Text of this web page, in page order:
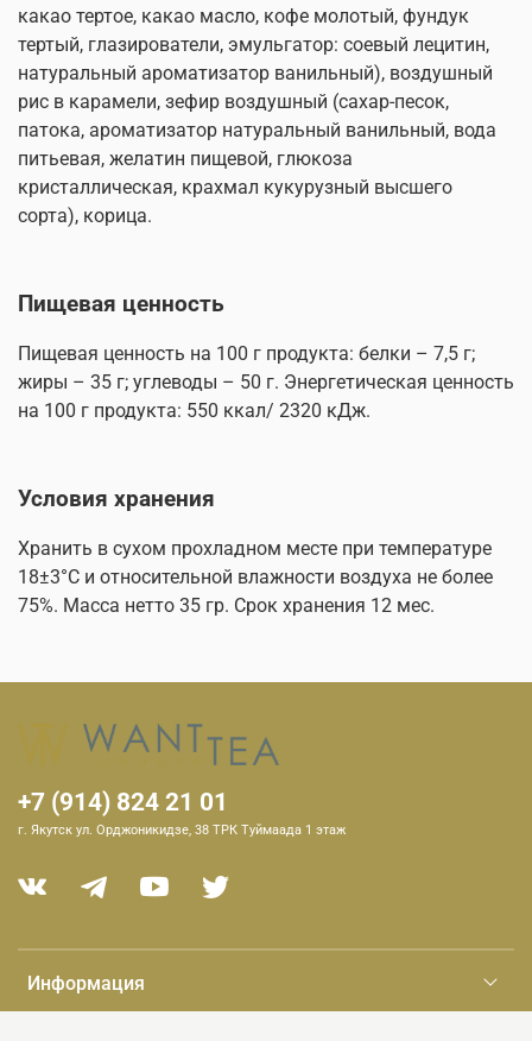
какао тертое, какао масло, кофе молотый, фундук
тертый, глазирователи, эмульгатор: соевый лецитин,
натуральный ароматизатор ванильный), воздушный
рис в карамели, зефир воздушный (сахар-песок,
патока, ароматизатор натуральный ванильный, вода
питьевая, желатин пищевой, глюкоза
кристаллическая, крахмал кукурузный высшего
сорта), корица.
Пищевая ценность
Пищевая ценность на 100 г продукта: белки – 7,5 г;
жиры – 35 г; углеводы – 50 г. Энергетическая ценность
на 100 г продукта: 550 ккал/ 2320 кДж.
Условия хранения
Хранить в сухом прохладном месте при температуре
18±3°С и относительной влажности воздуха не более
75%. Масса нетто 35 гр. Срок хранения 12 мес.
Информация
+7 (914) 824 21 01
г. Якутск ул. Орджоникидзе, 38 ТРК Туймаада 1 этаж